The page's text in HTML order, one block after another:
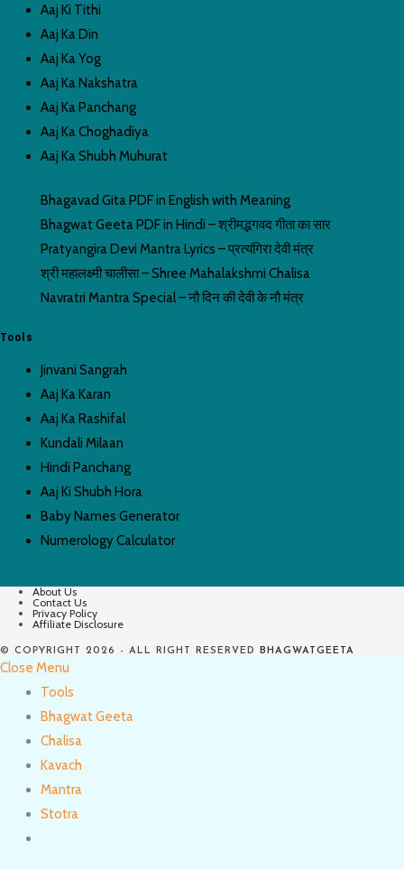
Aaj Ki Tithi
Aaj Ka Din
Aaj Ka Yog
Aaj Ka Nakshatra
Aaj Ka Panchang
Aaj Ka Choghadiya
Aaj Ka Shubh Muhurat
Bhagavad Gita PDF in English with Meaning
Bhagwat Geeta PDF in Hindi – श्रीमद्भगवद गीता का सार
Pratyangira Devi Mantra Lyrics – प्रत्यंगिरा देवी मंत्र
श्री महालक्ष्मी चालीसा – Shree Mahalakshmi Chalisa
Navratri Mantra Special – नौ दिन की देवी के नौ मंत्र
Tools
Jinvani Sangrah
Aaj Ka Karan
Aaj Ka Rashifal
Kundali Milaan
Hindi Panchang
Aaj Ki Shubh Hora
Baby Names Generator
Numerology Calculator
About Us
Contact Us
Privacy Policy
Affiliate Disclosure
© COPYRIGHT 2026 - ALL RIGHT RESERVED BHAGWATGEETA
Close Menu
Tools
Bhagwat Geeta
Chalisa
Kavach
Mantra
Stotra